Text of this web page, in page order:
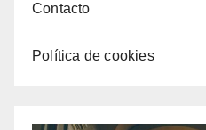
Contacto
Política de cookies